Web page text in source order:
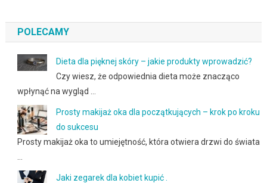
POLECAMY
Dieta dla pięknej skóry – jakie produkty wprowadzić?
Czy wiesz, że odpowiednia dieta może znacząco
wpłynąć na wygląd …
Prosty makijaż oka dla początkujących – krok po kroku
do sukcesu
Prosty makijaż oka to umiejętność, która otwiera drzwi do świata
Jaki zegarek dla kobiet kupić .